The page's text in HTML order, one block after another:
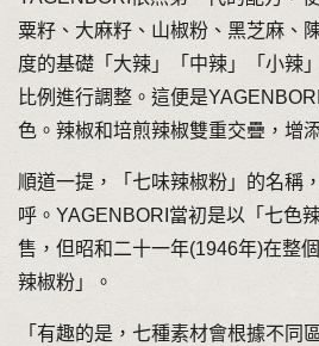
粟籽、大麻籽、山椒粉、黑芝麻、
度的基礎「大辣」「中辣」「小辣
比例進行調整。這便是
色。辣椒和培煎辣椒雙重交疊，增
順道一提，「七味辣椒粉」的名稱
呼。YAGENBORI當初是以「七色
售，但昭和二十一年(1946年)在整
辣椒粉」。
「有趣的是，七種素材會根據不同